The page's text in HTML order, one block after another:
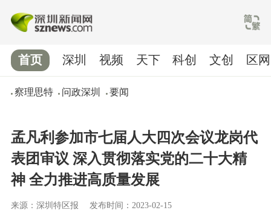
首页
察理思特 问政深圳 要闻
深圳 视频 天下 科创 文创 区网
孟凡利参加市七届人大四次会议龙岗代
表团审议 深入贯彻落实党的二十大精
神 全力推进高质量发展
来源：深圳特区报 发布时间：2023-02-15